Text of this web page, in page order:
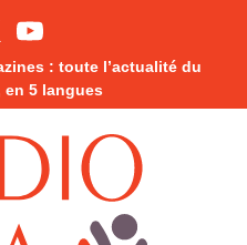
: toute l’actualité du
en 5 langues